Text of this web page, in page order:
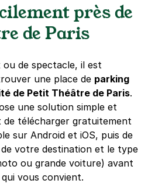
- Grands Boulevards - AB
(1459 avis)
(tarifs dégressifs)
- Miromesnil - Village by CA
la Boétie
près de
de Paris
de spectacle, il est
une place de parking
de Petit Théâtre de Paris.
une solution simple et
de télécharger gratuitement
sur Android et iOS, puis de
de votre destination et le type
ou grande voiture) avant
vous convient.